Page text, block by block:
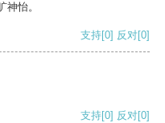
怡。
支持[0] 反对[0]
支持[0] 反对[0]